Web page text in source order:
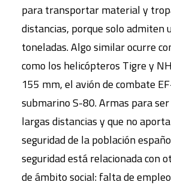
para transportar material y
distancias, porque solo admiten
toneladas. Algo similar ocurre
como los helicópteros Tigre y
155 mm, el avión de combate
submarino S-80. Armas para
largas distancias y que no
seguridad de la población
seguridad está relacionada con
de ámbito social: falta de